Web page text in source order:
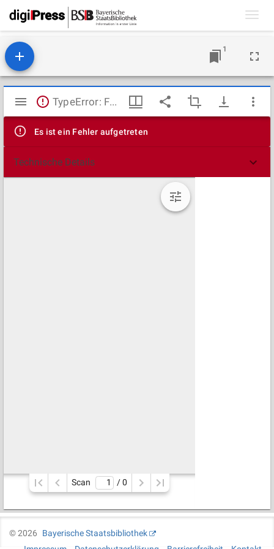
1
Mirador
Viewer
TypeError: Failed to fetch
Es ist ein Fehler aufgetreten
Technische Details
Scan / 0
©2026
Bayerische Staatsbibliothek